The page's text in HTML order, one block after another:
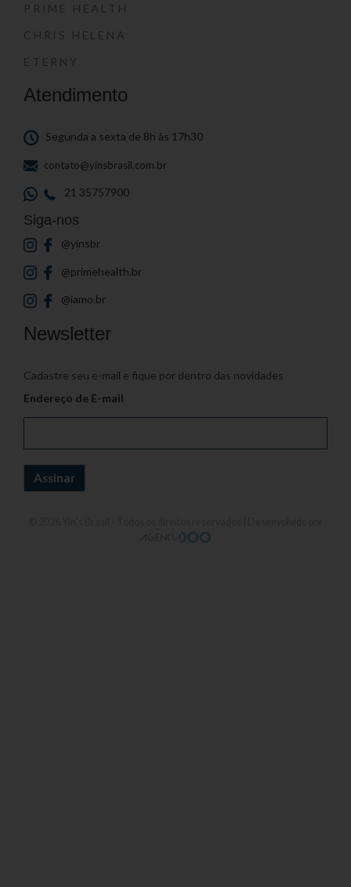
PRIME HEALTH
CHRIS HELENA
ETERNY
Atendimento
Segunda a sexta de 8h às 17h30
contato@yinsbrasil.com.br
21 35757900
Siga-nos
@yinsbr
@primehealth.br
@iamo.br
Newsletter
Cadastre seu e-mail e fique por dentro das novidades
Endereço de E-mail